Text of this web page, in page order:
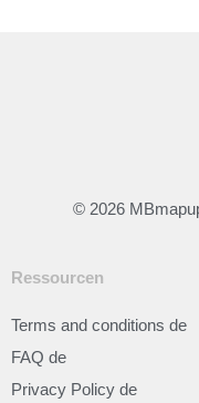
© 2026
Ressourcen
Terms and conditions de
FAQ de
Privacy Policy de